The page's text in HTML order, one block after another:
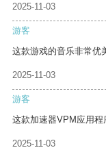
2025-11-03
游客
这款游戏的音乐非常优
2025-11-03
游客
这款加速器VPM应用程
2025-11-03